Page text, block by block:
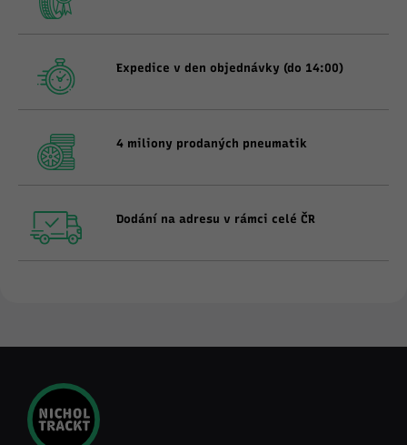
Expedice v den objednávky (do 14:00)
4 miliony prodaných pneumatik
Dodání na adresu v rámci celé ČR